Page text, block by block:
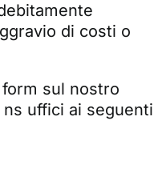
di costi o
sul nostro
uffici ai seguenti